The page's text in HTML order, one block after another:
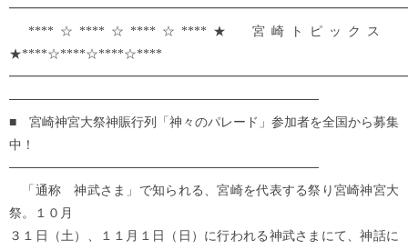
****☆****☆****☆****★ 宮崎トピックス
★****☆****☆****☆****
──────────────────────────────────
■ 宮崎神宮大祭神賑行列「神々のパレード」参加者を全国から募集
中！
──────────────────────────────────
「通称 神武さま」で知られる、宮崎を代表する祭り宮崎神宮大
祭。１０月
３１日（土）、１１月１日（日）に行われる神武さまにて、神話に